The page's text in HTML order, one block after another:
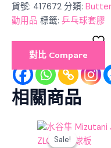
貨號: 417672 分類:
動用品 標籤: 乒乓球套膠
對比 Compare
相關商品
Sale!
Sale!
Original
price
price